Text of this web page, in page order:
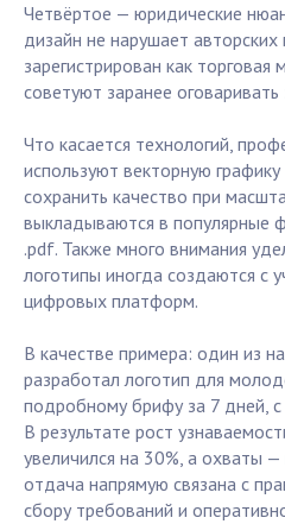
Четвёртое — юридические
дизайн не нарушает
зарегистрирован как
советуют заранее
Что касается технологий,
используют векторную
сохранить качество при
выкладываются в популярные
.pdf. Также много внимания
логотипы иногда создаются с
цифровых платформ.
В качестве примера: один из
разработал логотип для
подробному брифу за 7 дней,
В результате рост
увеличился на 30%, а охваты
отдача напрямую связана с
сбору требований и